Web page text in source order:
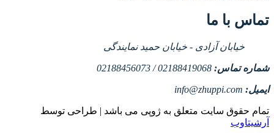
تماس با ما
خیابان آزادی - خیابان حمید نمایندگی
شماره تماس: 02188419068 / 02188456073
ایمیل: info@zhuppi.com
تمام حقوق سایت متعلق به ژوپی می باشد | طراحی توسط
آرشیتاوب